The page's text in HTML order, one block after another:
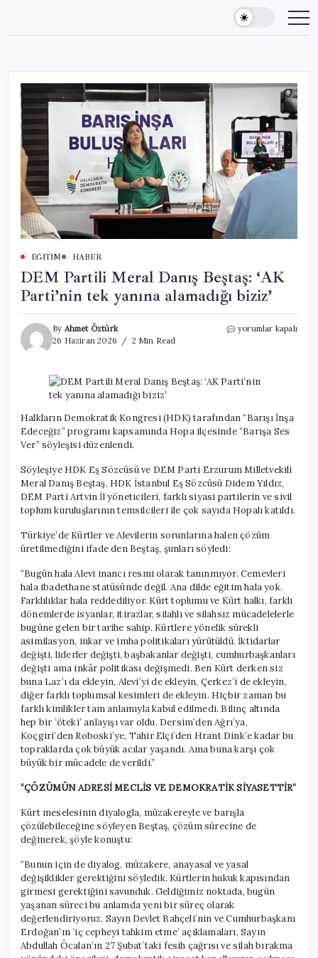
content
EĞITIM HABER
DEM Partili Meral Danış Beştaş: ‘AK
Parti’nin tek yanına alamadığı biziz’
By Ahmet Öztürk
26 Haziran 2026
2 Min Read
DEM
Beştaş:
tek
yanına
alamadığı
yorumlar kapalı
Halkların Demokratik Kongresi (HDK) tarafından “Barışı İnşa
Edeceğiz” programı kapsamında Hopa ilçesinde “Barışa Ses
Ver” söyleşisi düzenlendi.
Söyleşiye HDK Eş Sözcüsü ve DEM Parti Erzurum Milletvekili
Meral Danış Beştaş, HDK İstanbul Eş Sözcüsü Didem Yıldız,
DEM Parti Artvin İl yöneticileri, farklı siyasi partilerin ve sivil
toplum kuruluşlarının temsilcileri ile çok sayıda Hopalı katıldı.
Türkiye’de Kürtler ve Alevilerin sorunlarına halen çözüm
üretilmediğini ifade den Beştaş, şunları söyledi:
“Bugün hala Alevi inancı resmi olarak tanınmıyor. Cemevleri
hala ibadethane statüsünde değil. Ana dilde eğitim hala yok.
Farklılıklar hala reddediliyor. Kürt toplumu ve Kürt halkı, farklı
dönemlerde isyanlar, itirazlar, silahlı ve silahsız mücadelelerle
bugüne gelen bir tarihe sahip. Kürtlere yönelik sürekli
asimilasyon, inkar ve imha politikaları yürütüldü. İktidarlar
değişti, liderler değişti, başbakanlar değişti, cumhurbaşkanları
değişti ama inkâr politikası değişmedi. Ben Kürt derken siz
buna Laz’ı da ekleyin, Alevi’yi de ekleyin, Çerkez’i de ekleyin,
diğer farklı toplumsal kesimleri de ekleyin. Hiçbir zaman bu
farklı kimlikler tam anlamıyla kabul edilmedi. Bilinç altında
hep bir ‘öteki’ anlayışı var oldu. Dersim’den Ağrı’ya,
Koçgiri’den Roboski’ye, Tahir Elçi’den Hrant Dink’e kadar bu
topraklarda çok büyük acılar yaşandı. Ama buna karşı çok
büyük bir mücadele de verildi.”
“ÇÖZÜMÜN ADRESİ MECLİS VE DEMOKRATİK SİYASETTİR”
Kürt meselesinin diyalogla, müzakereyle ve barışla
çözülebileceğine söyleyen Beştaş, çözüm sürecine de
değinerek, şöyle konuştu:
“Bunun için de diyalog, müzakere, anayasal ve yasal
değişiklikler gerektiğini söyledik. Kürtlerin hukuk kapısından
girmesi gerektiğini savunduk. Geldiğimiz noktada, bugün
yaşanan süreci bu anlamda yeni bir süreç olarak
değerlendiriyoruz. Sayın Devlet Bahçeli’nin ve Cumhurbaşkanı
Erdoğan’ın ‘iç cepheyi tahkim etme’ açıklamaları, Sayın
Abdullah Öcalan’ın 27 Şubat’taki fesih çağrısı ve silah bırakma